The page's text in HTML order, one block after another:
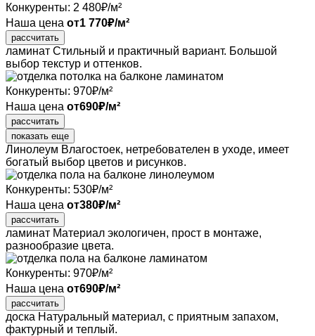
Конкуренты: 2 480₽/м²
Наша цена от1 770₽/м²
рассчитать
ламинат Стильный и практичный вариант. Большой
выбор текстур и оттенков.
Конкуренты: 970₽/м²
Наша цена от690₽/м²
рассчитать
показать еще
Линолеум Влагостоек, нетребователен в уходе, имеет
богатый выбор цветов и рисунков.
Конкуренты: 530₽/м²
Наша цена от380₽/м²
рассчитать
ламинат Материал экологичен, прост в монтаже,
разнообразие цвета.
Конкуренты: 970₽/м²
Наша цена от690₽/м²
рассчитать
доска Натуральный материал, с приятным запахом,
фактурный и теплый.